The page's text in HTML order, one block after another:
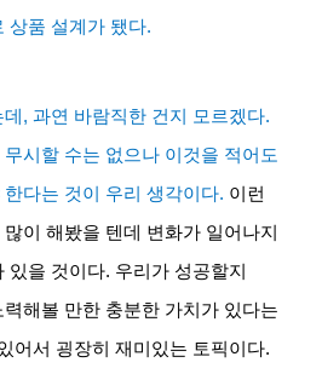
상품 설계가 됐다.
,과연 바람직한 건지 모르겠다.
시할 수는 없으나 이것을 적어도
다는 것이 우리 생각이다. 이런
이 해봤을 텐데 변화가 일어나지
있을 것이다. 우리가 성공할지
해볼 만한 충분한 가치가 있다는
어서 굉장히 재미있는 토픽이다.